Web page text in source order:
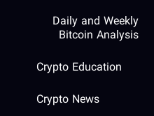
Daily and Weekly
Bitcoin Analysis
Crypto Education
Crypto News